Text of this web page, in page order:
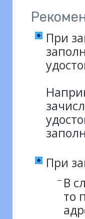
При
При
В
то